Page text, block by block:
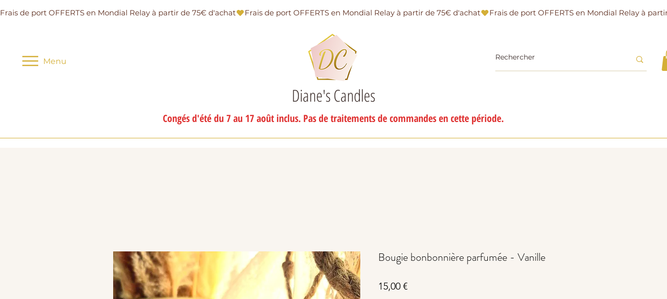
Frais de port OFFERTS en Mondial Relay à partir de 75€ d'achat
Menu
Diane's Candles
Congés d'été du 7 au 17 août inclus. Pas de traitements de commandes en cette période.
Bougie bonbonnière parfumée - Vanille
15,00 €Prix